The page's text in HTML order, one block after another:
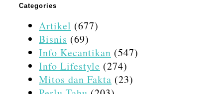
Categories
Artikel (677)
Bisnis (69)
Info Kecantikan (547)
Info Lifestyle (274)
Mitos dan Fakta (23)